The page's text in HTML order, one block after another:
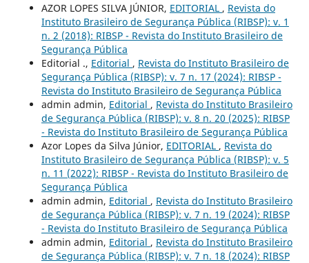
AZOR LOPES SILVA JÚNIOR, EDITORIAL , Revista do
Instituto Brasileiro de Segurança Pública (RIBSP): v. 1
n. 2 (2018): RIBSP - Revista do Instituto Brasileiro de
Segurança Pública
Editorial ., Editorial , Revista do Instituto Brasileiro de
Segurança Pública (RIBSP): v. 7 n. 17 (2024): RIBSP -
Revista do Instituto Brasileiro de Segurança Pública
admin admin, Editorial , Revista do Instituto Brasileiro
de Segurança Pública (RIBSP): v. 8 n. 20 (2025): RIBSP
- Revista do Instituto Brasileiro de Segurança Pública
Azor Lopes da Silva Júnior, EDITORIAL , Revista do
Instituto Brasileiro de Segurança Pública (RIBSP): v. 5
n. 11 (2022): RIBSP - Revista do Instituto Brasileiro de
Segurança Pública
admin admin, Editorial , Revista do Instituto Brasileiro
de Segurança Pública (RIBSP): v. 7 n. 19 (2024): RIBSP
- Revista do Instituto Brasileiro de Segurança Pública
admin admin, Editorial , Revista do Instituto Brasileiro
de Segurança Pública (RIBSP): v. 7 n. 18 (2024): RIBSP